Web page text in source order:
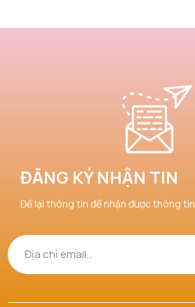
ĐĂNG KÝ NHẬN TIN
Để lại thông tin để nhận được thông